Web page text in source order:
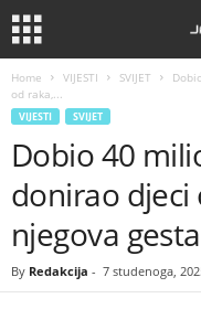
Home VIJESTI SVIJET
od raka,...
VIJESTI SVIJET
Dobio 40
donirao djeci
njegova
By Redakcija - 7 studenoga,